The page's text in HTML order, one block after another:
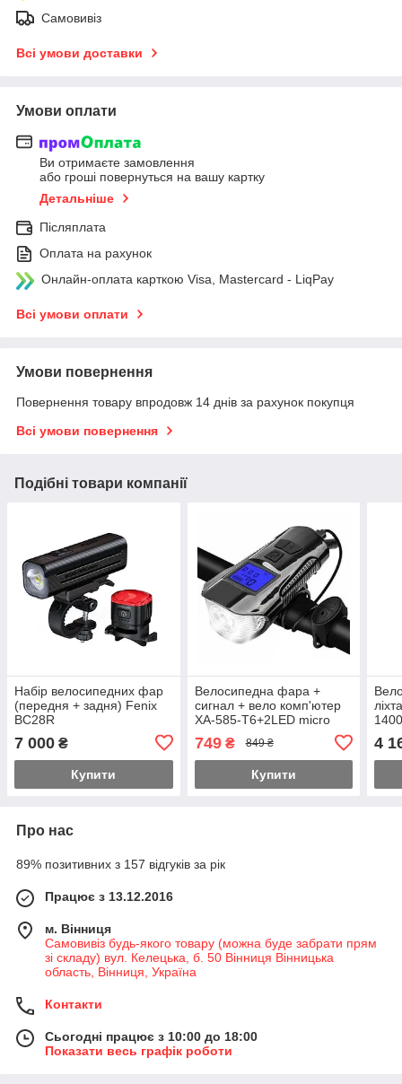
Самовивіз
Всі умови доставки
Умови оплати
Ви отримаєте замовлення
або гроші повернуться на вашу картку
Детальніше
Післяплата
Оплата на рахунок
Онлайн-оплата карткою Visa, Mastercard - LiqPay
Всі умови оплати
Умови повернення
Повернення товару впродовж 14 днів за рахунок покупця
Всі умови повернення
Подібні товари компанії
Набір велосипедних фар
(передня + задня) Fenix
BC28R
7 000 ₴
Купити
Велосипедна фара +
сигнал + вело комп'ютер
XA-585-T6+2LED micro
749₴ 849 ₴
Купити
4
Про нас
89% позитивних з 157 відгуків за рік
Працює з 13.12.2016
м. Вінниця
Самовивіз будь-якого товару (можна буде забрати прям
зі складу) вул. Келецька, б. 50 Вінниця Вінницька
область, Вінниця, Україна
Контакти
Сьогодні працює з 10:00 до 18:00
Показати весь графік роботи